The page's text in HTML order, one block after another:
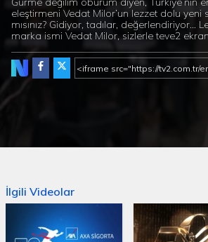
eleştirmeni Vedat Milor’un lezzet dolu yeni
mısınız? Gidiyor, tadılar, değerlendiriyor…
marka ismi Vedat Milor, sizlerle teve2
Yeni mekânlar, gelenekseli dünyayla
lezzetleri, şölen gibi masalar…
İlgili Videolar